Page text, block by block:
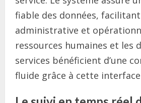
fiable des données,
administrative et
ressources humaines et les
services bénéficient d’une
fluide grâce à cette